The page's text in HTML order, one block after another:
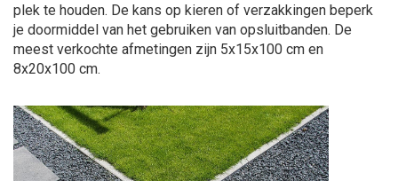
plek te houden. De kans op kieren of verzakkingen beperk
je doormiddel van het gebruiken van opsluitbanden. De
meest verkochte afmetingen zijn 5x15x100 cm en
8x20x100 cm.